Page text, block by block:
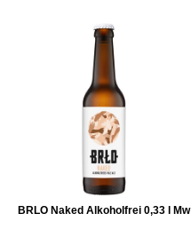
BRLO Naked Alkoholfrei 0,33 l Mw